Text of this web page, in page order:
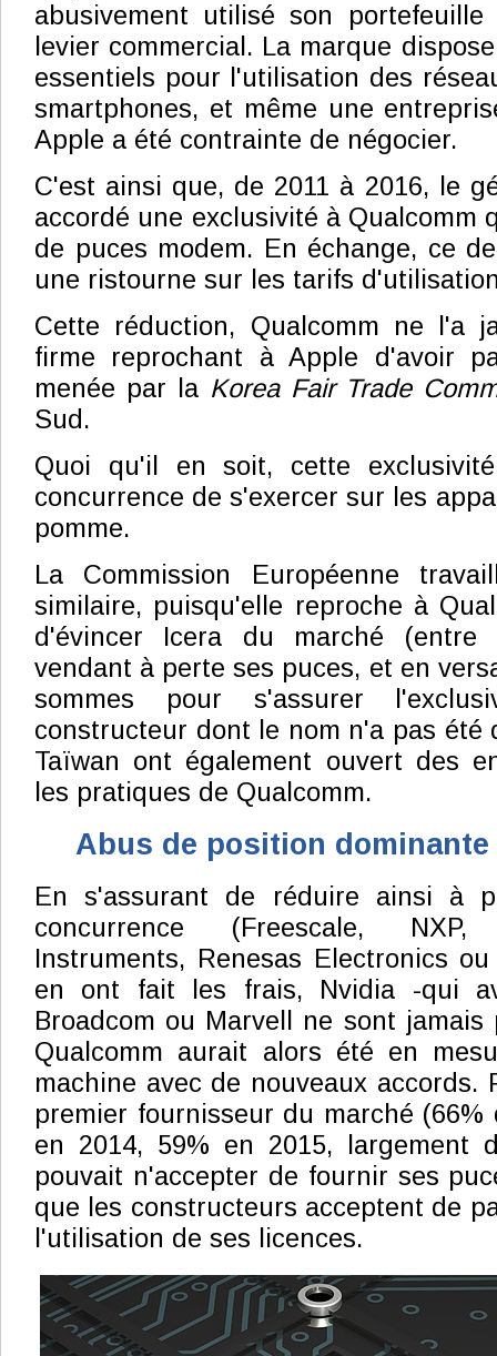
abusivement utilisé son
levier commercial. La marque
essentiels pour l'utilisation des
smartphones, et même une
Apple a été contrainte de négocier.
C'est ainsi que, de 2011 à 2016, le
accordé une exclusivité à Qualcomm
de puces modem. En échange, ce
une ristourne sur les tarifs
Cette réduction, Qualcomm ne l'a
firme reprochant à Apple d'avoir
menée par la Korea Fair Trade
Sud.
Quoi qu'il en soit, cette
concurrence de s'exercer sur les
pomme.
La Commission Européenne
similaire, puisqu'elle reproche à
d'évincer Icera du marché
vendant à perte ses puces, et en
sommes pour s'assurer
constructeur dont le nom n'a pas été
Taïwan ont également ouvert des
les pratiques de Qualcomm.
Abus de position dominante
En s'assurant de réduire ainsi à
concurrence (Freescale,
Instruments, Renesas Electronics
en ont fait les frais, Nvidia -qui
Broadcom ou Marvell ne sont jamais
Qualcomm aurait alors été en
machine avec de nouveaux accords.
premier fournisseur du marché
en 2014, 59% en 2015, largement
pouvait n'accepter de fournir ses
que les constructeurs acceptent de
l'utilisation de ses licences.